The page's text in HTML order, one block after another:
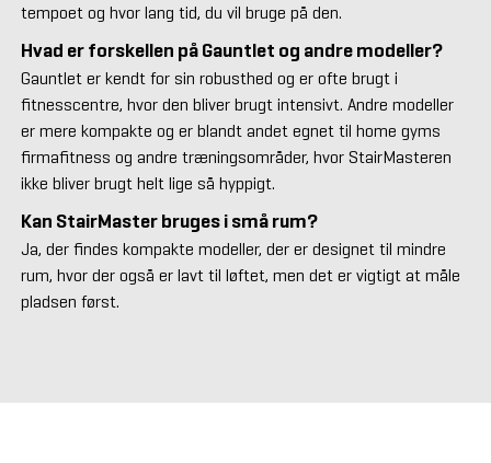
tempoet og hvor lang tid, du vil bruge på den.
Hvad er forskellen på Gauntlet og andre modeller?
Gauntlet er kendt for sin robusthed og er ofte brugt i
fitnesscentre, hvor den bliver brugt intensivt. Andre modeller
er mere kompakte og er blandt andet egnet til home gyms
firmafitness og andre træningsområder, hvor StairMasteren
ikke bliver brugt helt lige så hyppigt.
Kan StairMaster bruges i små rum?
Ja, der findes kompakte modeller, der er designet til mindre
rum, hvor der også er lavt til løftet, men det er vigtigt at måle
pladsen først.